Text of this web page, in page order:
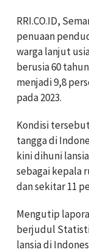
RRI.CO.ID,
penuaan
warga lanjut
berusia 60
menjadi 9,8
pada 2023.
Kondisi
tangga di
kini dihuni
sebagai kepala
dan sekitar 11
Mengutip
berjudul
lansia di